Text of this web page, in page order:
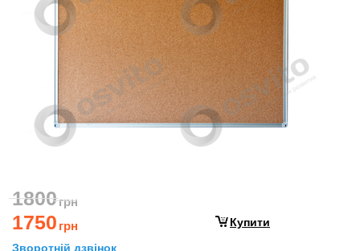
1800грн
1750 грн
Купити
Зворотнiй дзвiнок